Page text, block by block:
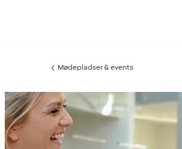
Forrige
:
Mødepladser & events